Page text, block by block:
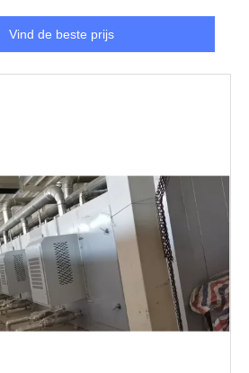
Vind de beste prijs